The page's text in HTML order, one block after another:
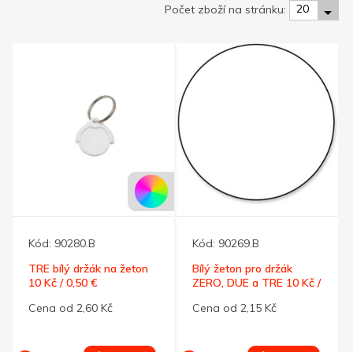
Počet zboží na stránku: 20
Kód: 90280.B
TRE bílý držák na žeton
10 Kč / 0,50 €
Cena od 2,60 Kč
Kód: 90269.B
Bílý žeton pro držák
ZERO, DUE a TRE 10 Kč /
Cena od 2,15 Kč